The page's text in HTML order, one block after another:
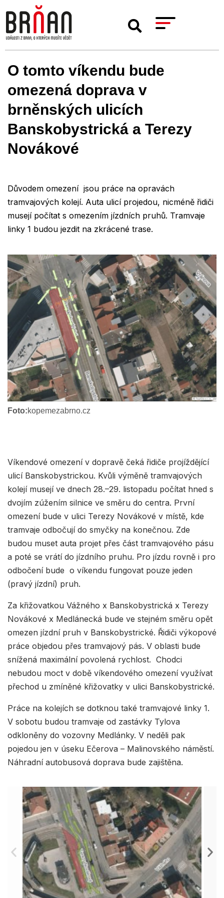
O tomto víkendu bude
omezená doprava v
brněnských ulicích
Banskobystrická a Terezy
Novákové
Důvodem omezení jsou práce na opravách
tramvajových kolejí. Auta ulicí projedou, nicméně řidiči
musejí počítat s omezením jízdních pruhů. Tramvaje
linky 1 budou jezdit na zkrácené trase.
Foto:kopemezabrno.cz
Víkendové omezení v dopravě čeká řidiče projíždějící
ulicí Banskobystrickou. Kvůli výměně tramvajových
kolejí musejí ve dnech 28.–29. listopadu počítat hned s
dvojím zúžením silnice ve směru do centra. První
omezení bude v ulici Terezy Novákové v místě, kde
tramvaje odbočují do smyčky na konečnou. Zde
budou muset auta projet přes část tramvajového pásu
a poté se vrátí do jízdního pruhu. Pro jízdu rovně i pro
odbočení bude o víkendu fungovat pouze jeden
(pravý jízdní) pruh.
Za křižovatkou Vážného x Banskobystrická x Terezy
Novákové x Medlánecká bude ve stejném směru opět
omezen jízdní pruh v Banskobystrické. Řidiči výkopové
práce objedou přes tramvajový pás. V oblasti bude
snížená maximální povolená rychlost. Chodci
nebudou moct v době víkendového omezení využívat
přechod u zmíněné křižovatky v ulici Banskobystrické.
Práce na kolejích se dotknou také tramvajové linky 1.
V sobotu budou tramvaje od zastávky Tylova
odkloněny do vozovny Medlánky. V neděli pak
pojedou jen v úseku Ečerova – Malinovského náměstí.
Náhradní autobusová doprava bude zajištěna.